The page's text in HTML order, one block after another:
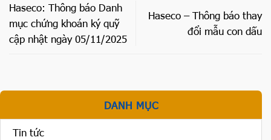
Haseco: Thông báo Danh
mục chứng khoán ký quỹ
cập nhật ngày 05/11/2025
Haseco – Thông báo thay
đổi mẫu con dấu
DANH MỤC
Tin tức